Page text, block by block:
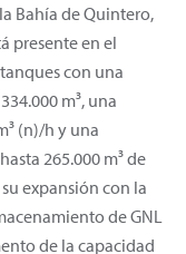
Bahía de Quintero,
presente en el
con una
m³, una
(n)/h y una
265.000 m³ de
expansión con la
de GNL
de la capacidad